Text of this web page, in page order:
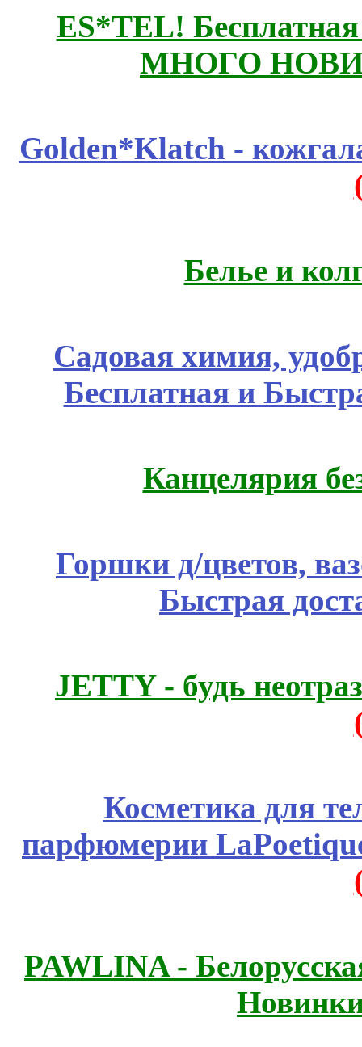
ES*TEL!
МНОГО
Golden*Klatch -
Белье и
Садовая химия,
Бесплатная и
Канцелярия
Горшки д/цветов,
Быстрая
JETTY - будь
Косметика для
парфюмерии
PAWLINA -